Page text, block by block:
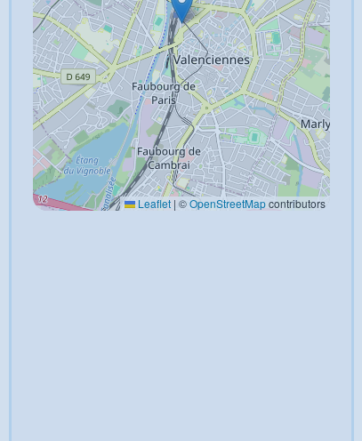
Leaflet | ©OpenStreetMapcontributors